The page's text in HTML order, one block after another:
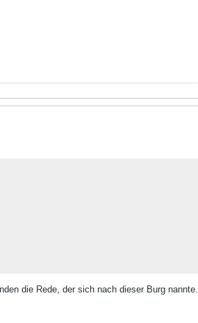
die Rede, der sich nach dieser Burg nannte.